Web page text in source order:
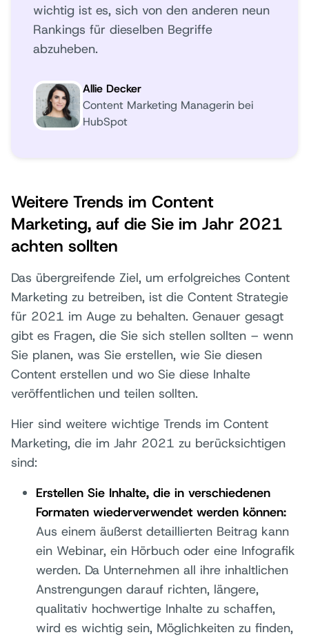
wichtig ist es, sich von den anderen neun
Rankings für dieselben Begriffe
abzuheben.
Allie Decker
Content Marketing Managerin bei
HubSpot
Weitere Trends im Content
Marketing, auf die Sie im Jahr 2021
achten sollten
Das übergreifende Ziel, um erfolgreiches Content
Marketing zu betreiben, ist die Content Strategie
für 2021 im Auge zu behalten. Genauer gesagt
gibt es Fragen, die Sie sich stellen sollten – wenn
Sie planen, was Sie erstellen, wie Sie diesen
Content erstellen und wo Sie diese Inhalte
veröffentlichen und teilen sollten.
Hier sind weitere wichtige Trends im Content
Marketing, die im Jahr 2021 zu berücksichtigen
sind:
Erstellen Sie Inhalte, die in verschiedenen
Formaten wiederverwendet werden können:
Aus einem äußerst detaillierten Beitrag kann
ein Webinar, ein Hörbuch oder eine Infografik
werden. Da Unternehmen all ihre inhaltlichen
Anstrengungen darauf richten, längere,
qualitativ hochwertige Inhalte zu schaffen,
wird es wichtig sein, Möglichkeiten zu finden,